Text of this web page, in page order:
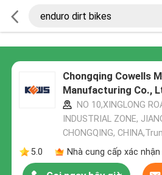
Chongqing Cowells
Manufacturing Co.,
NO 10,XINGLONG
INDUSTRIAL ZONE,
CHONGQING,
5.0
Nhà cung cấp xác nhận